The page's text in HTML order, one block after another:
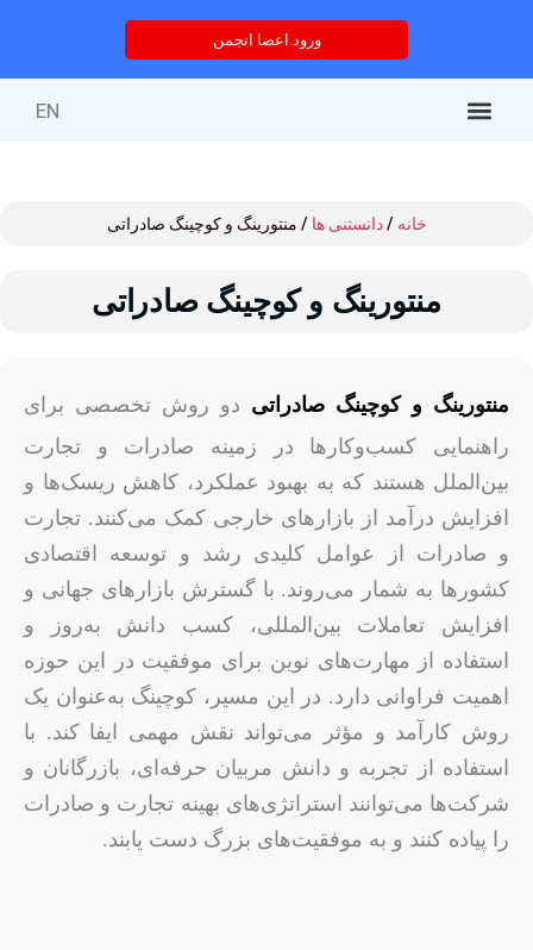
ورود اعضا انجمن
EN
خانه /دانستنی ها / منتورینگ و کوچینگ صادراتی
منتورینگ و کوچینگ صادراتی
منتورینگ و کوچینگ صادراتی دو روش تخصصی برای
راهنمایی کسب‌وکارها در زمینه صادرات و تجارت
بین‌الملل هستند که به بهبود عملکرد، کاهش ریسک‌ها و
افزایش درآمد از بازارهای خارجی کمک می‌کنند. تجارت
و صادرات از عوامل کلیدی رشد و توسعه اقتصادی
کشورها به شمار می‌روند. با گسترش بازارهای جهانی و
افزایش تعاملات بین‌المللی، کسب دانش به‌روز و
استفاده از مهارت‌های نوین برای موفقیت در این حوزه
اهمیت فراوانی دارد. در این مسیر، کوچینگ به‌عنوان یک
روش کارآمد و مؤثر می‌تواند نقش مهمی ایفا کند. با
استفاده از تجربه و دانش مربیان حرفه‌ای، بازرگانان و
شرکت‌ها می‌توانند استراتژی‌های بهینه تجارت و صادرات
را پیاده کنند و به موفقیت‌های بزرگ دست یابند.